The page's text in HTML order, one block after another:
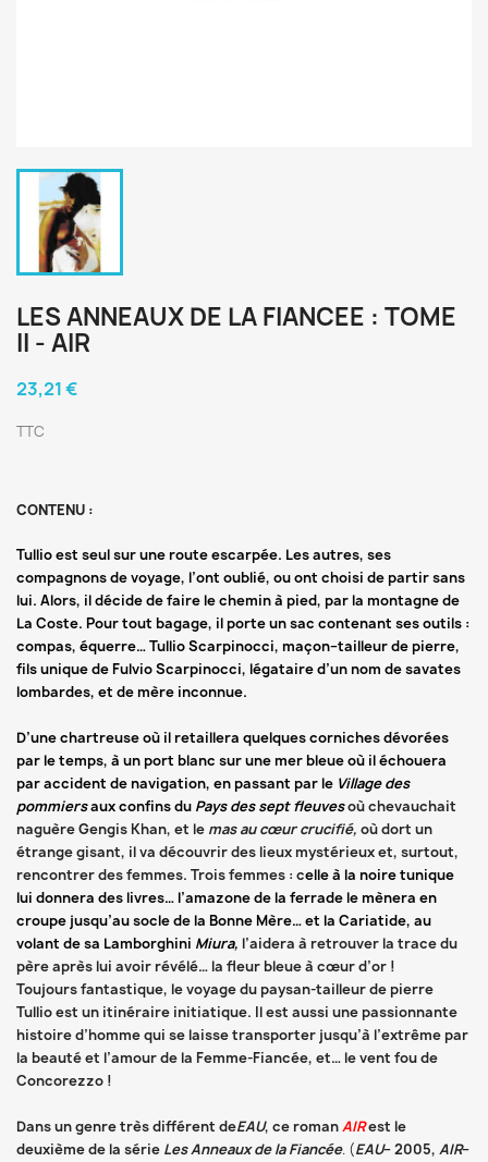
LES ANNEAUX DE LA FIANCEE : TOME
II - AIR
23,21 €
TTC
CONTENU :
Tullio est seul sur une route escarpée. Les autres, ses
compagnons de voyage, l’ont oublié, ou ont choisi de partir sans
lui. Alors, il décide de faire le chemin à pied, par la montagne de
La Coste. Pour tout bagage, il porte un sac contenant ses outils :
compas, équerre… Tullio Scarpinocci, maçon–tailleur de pierre,
fils unique de Fulvio Scarpinocci, légataire d’un nom de savates
lombardes, et de mère inconnue.
D’une chartreuse où il retaillera quelques corniches dévorées
par le temps, à un port blanc sur une mer bleue où il échouera
par accident de navigation, en passant par le Village des
pommiersaux confins du Pays des sept fleuvesoù chevauchait
naguère Gengis Khan, et le mas au cœur crucifié, où dort un
étrange gisant, il va découvrir des lieux mystérieux et, surtout,
rencontrer des femmes. Trois femmes : celle à la noire tunique
lui donnera des livres… l’amazone de la ferrade le mènera en
croupe jusqu’au socle de la Bonne Mère… et la Cariatide, au
volant de sa Lamborghini Miura, l’aidera à retrouver la trace du
père après lui avoir révélé… la fleur bleue à cœur d’or !
Toujours fantastique, le voyage du paysan-tailleur de pierre
Tullio est un itinéraire initiatique. Il est aussi une passionnante
histoire d’homme qui se laisse transporter jusqu’à l’extrême par
la beauté et l’amour de la Femme-Fiancée, et… le vent fou de
Concorezzo !
Dans un genre très différent deEAU, ce romanAIRest le
deuxième de la série Les Anneaux de la Fiancée. (EAU– 2005, AIR–